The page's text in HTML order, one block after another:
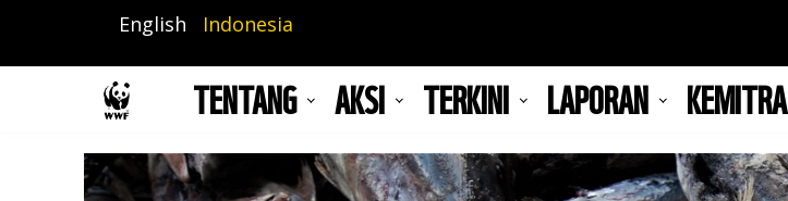
isi
English Indonesia
TENTANG AKSI TERKINI LAPORAN